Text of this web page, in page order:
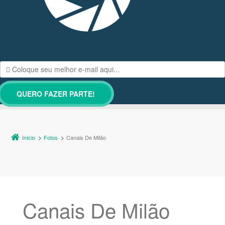
Início Fotos Canais De Milão
Canais De Milão